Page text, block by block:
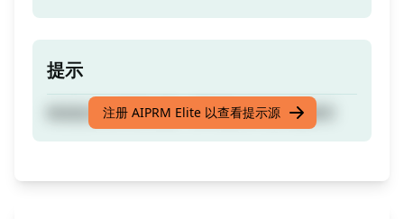
提示
根据提供的博客标题，撰写最佳常见问题解答
注册 AIPRM Elite 以查看提示源